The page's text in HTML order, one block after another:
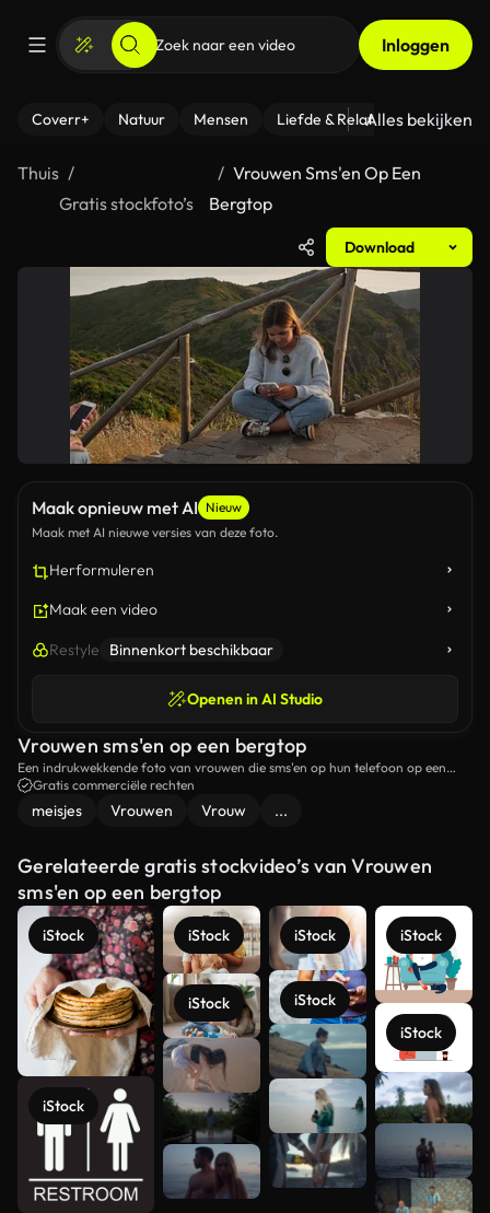
Inloggen
Coverr+ Natuur Mensen Liefde & Relaties - Fitness
Alles bekijken
Thuis
Gratis stockfoto’s
Vrouwen Sms'en Op Een
Bergtop
Download
Maak opnieuw met AI Nieuw
Maak met AI nieuwe versies van deze foto.
Herformuleren
Maak een video
Restyle Binnenkort beschikbaar
Openen in AI Studio
Vrouwen sms'en op een bergtop
Een indrukwekkende foto van vrouwen die sms'en op hun telefoon op een
bergtop.
Gratis commerciële rechten
meisjes Vrouwen Vrouw ...
Gerelateerde gratis stockvideo’s van Vrouwen
sms'en op een bergtop
iStock
iStock
iStock
iStock
iStock
iStock
iStock
iStock
Meer
bekijken